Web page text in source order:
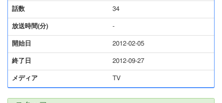
話数 34
放送時間(分) -
開始日 2012-02-05
終了日 2012-09-27
メディア TV